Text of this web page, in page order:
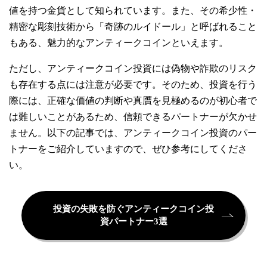
値を持つ金貨として知られています。また、その希少性・
精密な彫刻技術から「奇跡のルイドール」と呼ばれること
もある、魅力的なアンティークコインといえます。
ただし、アンティークコイン投資には偽物や詐欺のリスク
も存在する点には注意が必要です。そのため、投資を行う
際には、正確な価値の判断や真贋を見極めるのが初心者で
は難しいことがあるため、信頼できるパートナーが欠かせ
ません。以下の記事では、アンティークコイン投資のパー
トナーをご紹介していますので、ぜひ参考にしてくださ
い。
投資の失敗を防ぐアンティークコイン投
資パートナー3選